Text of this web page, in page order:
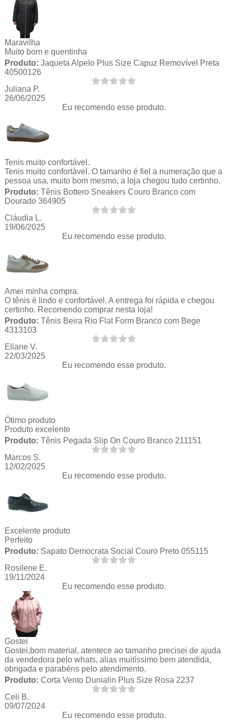
Maravilha
Muito bom e quentinha
Produto: Jaqueta Alpelo Plus Size Capuz Removível Preta
40500126
Juliana P.
26/06/2025
Eu recomendo esse produto.
Tenis muito confortável.
Tenis muito confortável. O tamanho é fiel a numeração que a
pessoa usa, muito bom mesmo, a loja chegou tudo certinho.
Produto: Tênis Bottero Sneakers Couro Branco com
Dourado 364905
Cláudia L.
19/06/2025
Eu recomendo esse produto.
Amei minha compra.
O tênis é lindo e confortável. A entrega foi rápida e chegou
certinho. Recomendo comprar nesta loja!
Produto: Tênis Beira Rio Flat Form Branco com Bege
4313103
Eliane V.
22/03/2025
Eu recomendo esse produto.
Ótimo produto
Produto excelente
Produto: Tênis Pegada Slip On Couro Branco 211151
Marcos S.
12/02/2025
Eu recomendo esse produto.
Excelente produto
Perfeito
Produto: Sapato Democrata Social Couro Preto 055115
Rosilene E.
19/11/2024
Eu recomendo esse produto.
Gostei
Gostei,bom material, atentece ao tamanho precisei de ajuda
da vendedora pelo whats, alias muitíssimo bem atendida,
obrigada e parabéns pelo atendimento.
Produto: Corta Vento Dunialin Plus Size Rosa 2237
Celi B.
09/07/2024
Eu recomendo esse produto.